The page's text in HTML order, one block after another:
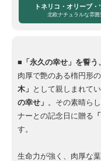
トネリコ・オリーブ・
北欧ナチュラルな雰囲
■「永久の幸せ」を誓う
肉厚で艶のある楕円形
木」 として親しまれて
の幸せ」 。その素晴ら
ナーとの記念日に贈る
す。
生命力が強く、肉厚な